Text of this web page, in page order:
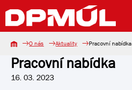
O nás Aktuality Pracovní nabídka
Pracovní nabídka
16. 03. 2023